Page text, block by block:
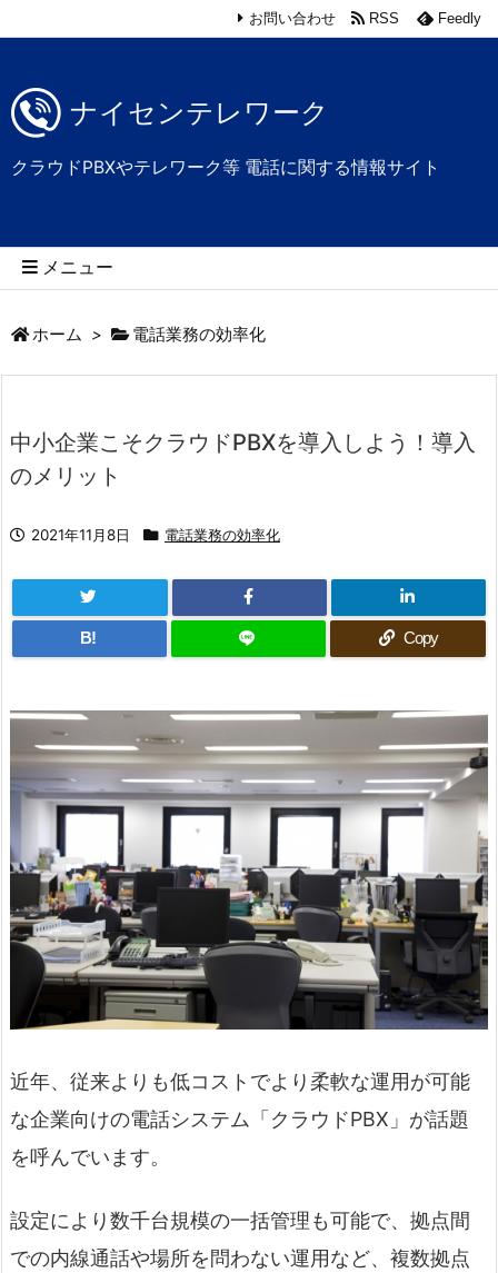
ナイセンテレワーク
クラウドPBXやテレワーク等 電話に関する情報サイト
メニュー
お問い合わせ RSS Feedly
ホーム > 電話業務の効率化
中小企業こそクラウドPBXを導入しよう！導入
のメリット
2021年11月8日 電話業務の効率化
B! Copy
近年、従来よりも低コストでより柔軟な運用が可能
な企業向けの電話システム「クラウドPBX」が話題
を呼んでいます。
設定により数千台規模の一括管理も可能で、拠点間
での内線通話や場所を問わない運用など、複数拠点